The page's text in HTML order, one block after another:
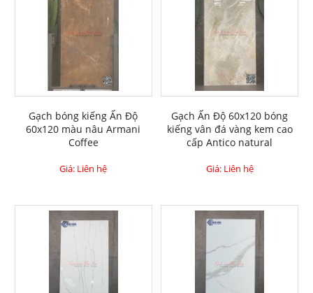
Gạch bóng kiếng Ấn Độ
60x120 màu nâu Armani
Coffee
Giá: Liên hệ
Gạch Ấn Độ 60x120 bóng
kiếng vân đá vàng kem cao
cấp Antico natural
Giá: Liên hệ